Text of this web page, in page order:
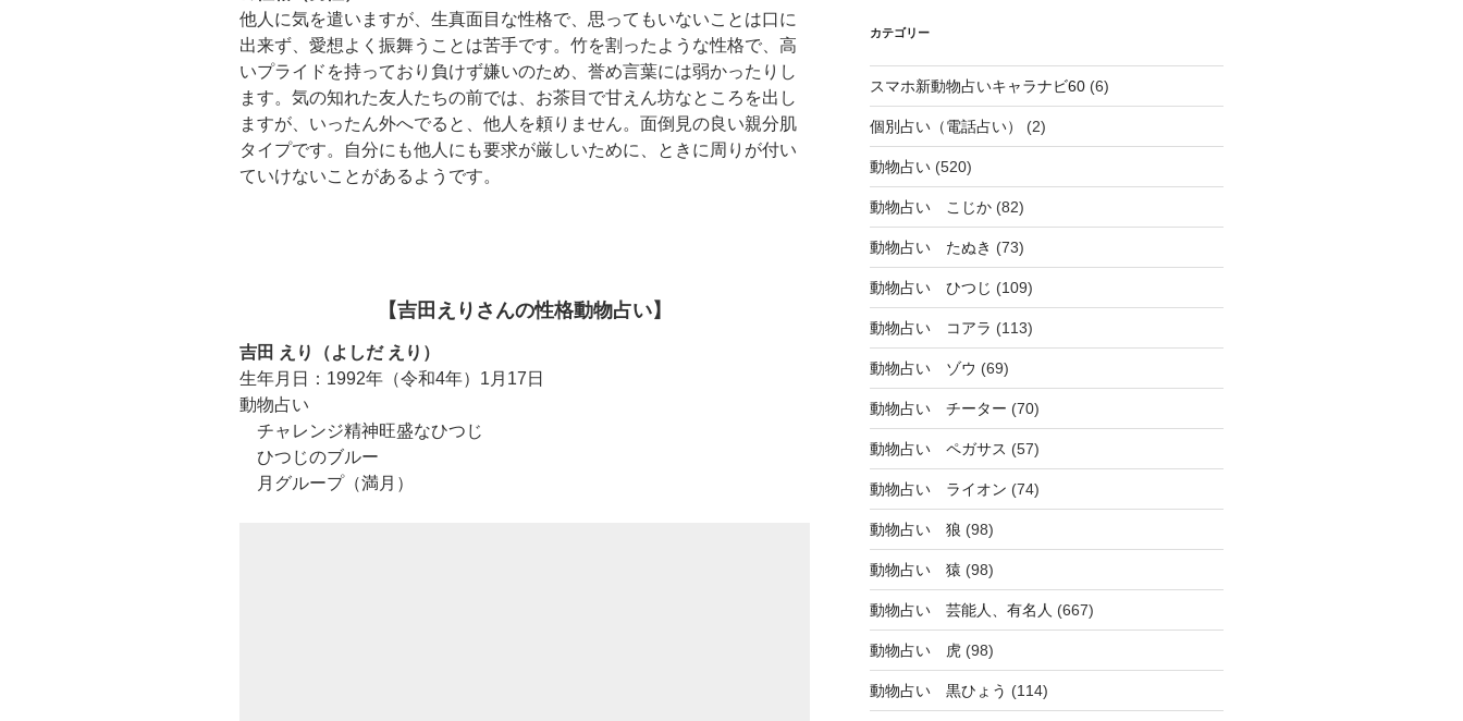
他人に気を遣いますが、生真面目な性格で、思ってもいないことは口に
出来ず、愛想よく振舞うことは苦手です。竹を割ったような性格で、高
いプライドを持っており負けず嫌いのため、誉め言葉には弱かったりし
ます。気の知れた友人たちの前では、お茶目で甘えん坊なところを出し
ますが、いったん外へでると、他人を頼りません。面倒見の良い親分肌
タイプです。自分にも他人にも要求が厳しいために、ときに周りが付い
ていけないことがあるようです。
【吉田えりさんの性格動物占い】
吉田 えり（よしだ えり）
生年月日：1992年（令和4年）1月17日
動物占い
チャレンジ精神旺盛なひつじ
ひつじのブルー
月グループ（満月）
カテゴリー
スマホ新動物占いキャラナビ60(6)
個別占い（電話占い） (2)
動物占い(520)
動物占い こじか(82)
動物占い たぬき (73)
動物占い ひつじ (109)
動物占い コアラ (113)
動物占い ゾウ (69)
動物占い チーター (70)
動物占い ペガサス (57)
動物占い ライオン (74)
動物占い 狼 (98)
動物占い 猿 (98)
動物占い 芸能人、有名人 (667)
動物占い 虎(98)
動物占い 黒ひょう (114)